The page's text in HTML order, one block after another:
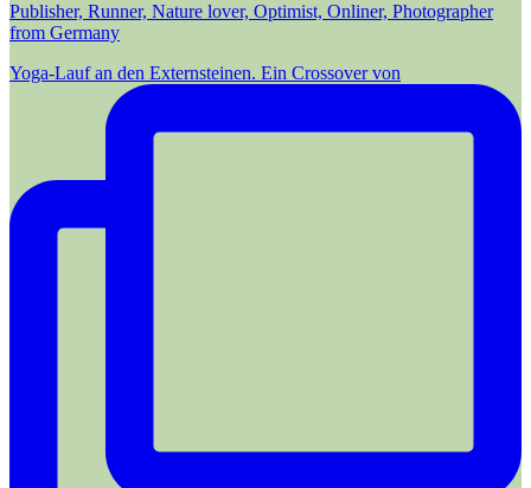
Publisher, Runner, Nature lover, Optimist, Onliner, Photographer
from Germany
Yoga-Lauf an den Externsteinen. Ein Crossover von